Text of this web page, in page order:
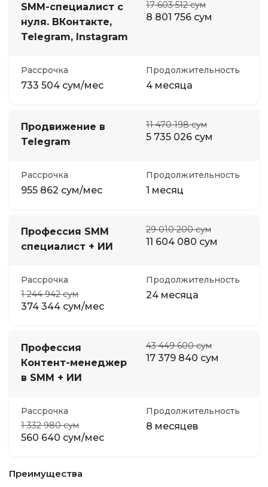
SMM-специалист с
нуля. ВКонтакте,
Telegram, Instagram
17 603 512 сум
8 801 756 сум
Рассрочка
733 504 сум/мес
Продолжительность
4 месяца
Продвижение в
Telegram
11 470 198 сум
5 735 026 сум
Рассрочка
955 862 сум/мес
Продолжительность
1 месяц
Профессия SMM
специалист + ИИ
29 010 200 сум
11 604 080 сум
Рассрочка
1 244 942 сум
374 344 сум/мес
Продолжительность
24 месяца
Профессия
Контент-менеджер
в SMM + ИИ
43 449 600 сум
17 379 840 сум
Рассрочка
1 332 980 сум
560 640 сум/мес
Продолжительность
8 месяцев
Преимущества